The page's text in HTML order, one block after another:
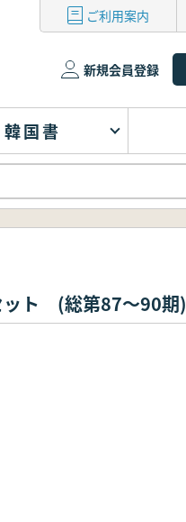
ご利用案内
新規会員登録
韓国書
ト (総第87～90期)